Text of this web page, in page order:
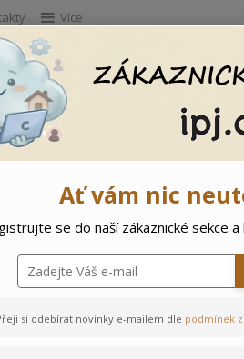
Více
Doprodej Ostatní
Ať vám nic
se do naší zákaznické sekce
si odebírat novinky e-mailem dle podmínek